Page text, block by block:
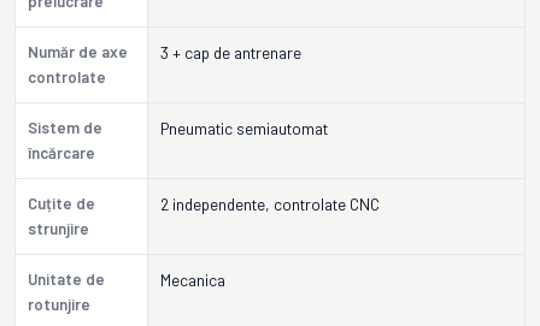
Număr de axe
controlate
3 + cap de antrenare
Sistem de
încărcare
Pneumatic semiautomat
Cuțite de
strunjire
2 independente, controlate CNC
Unitate de
rotunjire
Mecanica